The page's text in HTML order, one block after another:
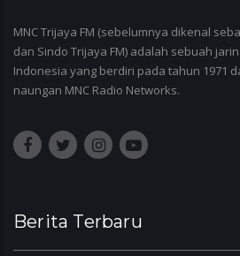
MNC Trijaya FM (sebelumnya dikenal
dan Sindo Trijaya FM) adalah sebuah
Indonesia yang berdiri pada tahun 1971
naungan MNC Radio Networks.
Berita Terbaru